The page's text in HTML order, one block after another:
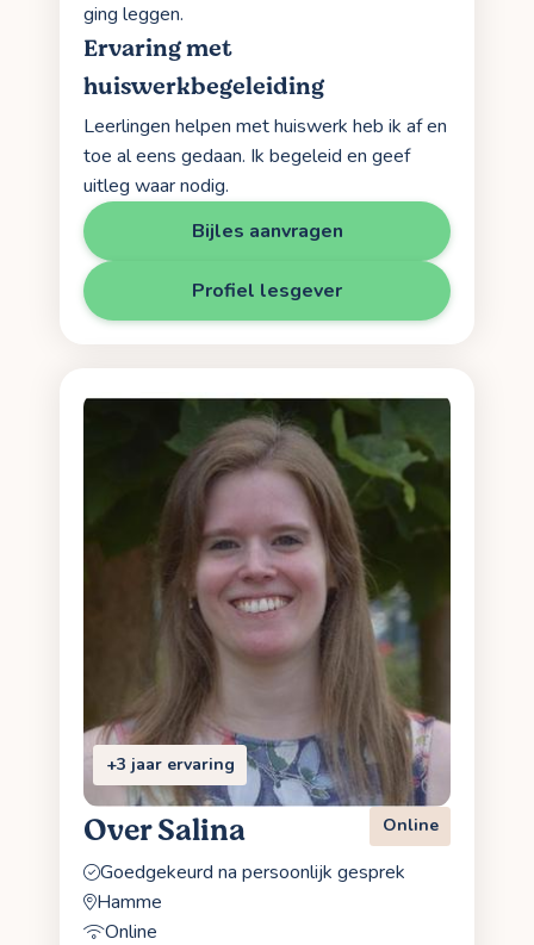
ging leggen.
Ervaring met
huiswerkbegeleiding
Leerlingen helpen met huiswerk heb ik af en
toe al eens gedaan. Ik begeleid en geef
uitleg waar nodig.
Bijles aanvragen
Profiel lesgever
+3 jaar ervaring
Over Salina Online
Goedgekeurd na persoonlijk gesprek
Hamme
Online